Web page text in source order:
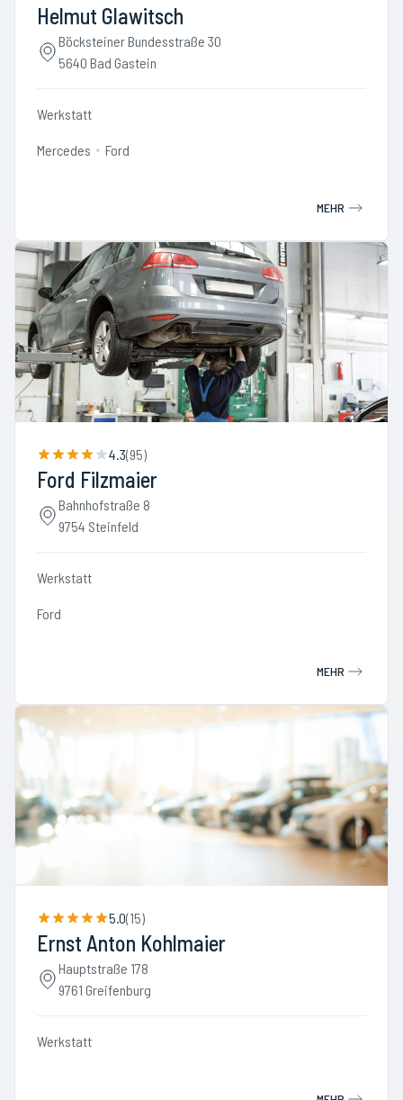
Helmut Glawitsch
Böcksteiner Bundesstraße 30
5640 Bad Gastein
Werkstatt
Mercedes Ford
MEHR
4.3(95)
Ford Filzmaier
Bahnhofstraße 8
9754 Steinfeld
Werkstatt
Ford
MEHR
5.0(15)
Ernst Anton Kohlmaier
Hauptstraße 178
9761 Greifenburg
Werkstatt